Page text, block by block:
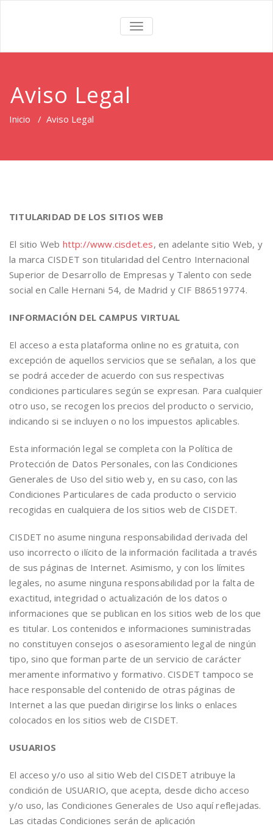
TOGGLE
NAVIGATION
Aviso Legal
Inicio / Aviso Legal
TITULARIDAD DE LOS SITIOS WEB
El sitio Web http://www.cisdet.es, en adelante sitio Web, y
la marca CISDET son titularidad del Centro Internacional
Superior de Desarrollo de Empresas y Talento con sede
social en Calle Hernani 54, de Madrid y CIF B86519774.
INFORMACIÓN DEL CAMPUS VIRTUAL
El acceso a esta plataforma online no es gratuita, con
excepción de aquellos servicios que se señalan, a los que
se podrá acceder de acuerdo con sus respectivas
condiciones particulares según se expresan. Para cualquier
otro uso, se recogen los precios del producto o servicio,
indicando si se incluyen o no los impuestos aplicables.
Esta información legal se completa con la Política de
Protección de Datos Personales, con las Condiciones
Generales de Uso del sitio web y, en su caso, con las
Condiciones Particulares de cada producto o servicio
recogidas en cualquiera de los sitios web de CISDET.
CISDET no asume ninguna responsabilidad derivada del
uso incorrecto o ilícito de la información facilitada a través
de sus páginas de Internet. Asimismo, y con los límites
legales, no asume ninguna responsabilidad por la falta de
exactitud, integridad o actualización de los datos o
informaciones que se publican en los sitios web de los que
es titular. Los contenidos e informaciones suministradas
no constituyen consejos o asesoramiento legal de ningún
tipo, sino que forman parte de un servicio de carácter
meramente informativo y formativo. CISDET tampoco se
hace responsable del contenido de otras páginas de
Internet a las que puedan dirigirse los links o enlaces
colocados en los sitios web de CISDET.
USUARIOS
El acceso y/o uso al sitio Web del CISDET atribuye la
condición de USUARIO, que acepta, desde dicho acceso
y/o uso, las Condiciones Generales de Uso aquí reflejadas.
Las citadas Condiciones serán de aplicación